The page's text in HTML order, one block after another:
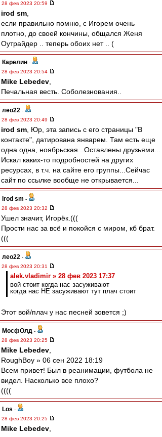
28 фев 2023 20:59
irod sm
если правильно помню, с Игорем очень
плотно, до своей кончины, общался Женя
Оутрайдер .. теперь обоих нет .. (
Карелин -
28 фев 2023 20:54
Mike Lebedev
Печальная весть. Соболезнования..
лео22 -
28 фев 2023 20:49
irod sm , Юр, эта запись с его страницы "В
контакте", датирована январем. Там есть еще
одна одна, ноябрьская...Оставлены друзьями...
Искал каких-то подробностей на других
ресурсах, в т.ч. на сайте его группы...Сейчас
сайт по ссылке вообще не открывается...
irod sm -
28 фев 2023 20:32
Ушел значит, Игорёк.(((
Прости нас за всё и покойся с миром, кб брат.
(((
лео22 -
28 фев 2023 20:31
alek.vladimir » 28 фев 2023 17:37
вой стоит когда нас засуживают
когда нас НЕ засуживают тут плач стоит
Этот вой/плач у нас песней зовется ;)
МосфОлд -
28 фев 2023 20:25
Mike Lebedev
RoughBoy » 06 сен 2022 18:19
Всем привет! Был в реанимации, футбола не
видел. Насколько все плохо?
((((
Los -
28 фев 2023 20:25
Mike Lebedev